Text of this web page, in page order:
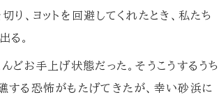
、ヨットを回避してくれたとき、私たち
る。
どお手上げ状態だった。そうこうするうち
する恐怖がもたげてきたが、幸い砂浜に